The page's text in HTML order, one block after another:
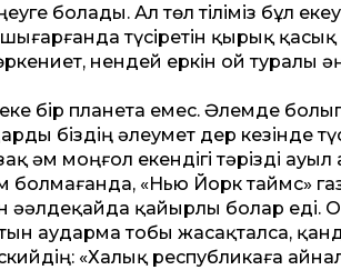
болады. Ал төл тіліміз бұл
түсіретін қырық
нендей еркін ой туралы
бір планета емес. Әлемде
біздің әлеумет дер кезінде
әм моңғол екендігі тәрізді
болмағанда, «Нью Йорк таймс»
қайырлы болар еді.
аударма тобы жасақталса,
«Халық республикаға